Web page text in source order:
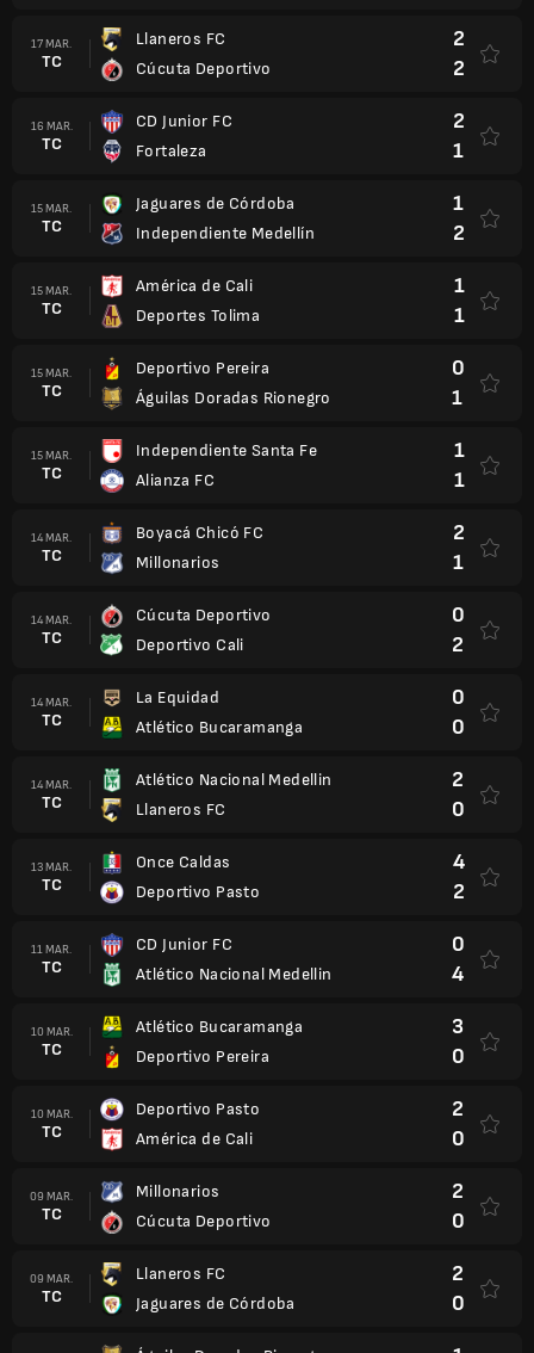
17 MAR.
TC
Llaneros FC
Cúcuta Deportivo
2
2
16 MAR.
TC
CD Junior FC
Fortaleza
2
1
15 MAR.
TC
Jaguares de Córdoba
Independiente Medellín
1
2
15 MAR.
TC
América de Cali
Deportes Tolima
1
1
15 MAR.
TC
Deportivo Pereira
Águilas Doradas Rionegro
0
1
15 MAR.
TC
Independiente Santa Fe
Alianza FC
1
1
14 MAR.
TC
Boyacá Chicó FC
Millonarios
2
1
14 MAR.
TC
Cúcuta Deportivo
Deportivo Cali
0
2
14 MAR.
TC
La Equidad
Atlético Bucaramanga
0
0
14 MAR.
TC
Atlético Nacional Medellin
Llaneros FC
2
0
13 MAR.
TC
Once Caldas
Deportivo Pasto
4
2
11 MAR.
TC
CD Junior FC
Atlético Nacional Medellin
0
4
10 MAR.
TC
Atlético Bucaramanga
Deportivo Pereira
3
0
10 MAR.
TC
Deportivo Pasto
América de Cali
2
0
09 MAR.
TC
Millonarios
Cúcuta Deportivo
2
0
09 MAR.
TC
Llaneros FC
Jaguares de Córdoba
2
0